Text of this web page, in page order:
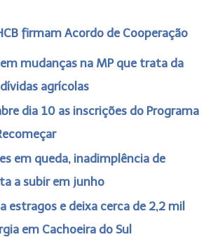
HCB firmam Acordo de Cooperação
mudanças na MP que trata da
agrícolas
dia 10 as inscrições do Programa
em queda, inadimplência de
a subir em junho
estragos e deixa cerca de 2,2 mil
em Cachoeira do Sul